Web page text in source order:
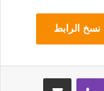
نسخ الرابط
ڤايبر مشاركة عبر البريد